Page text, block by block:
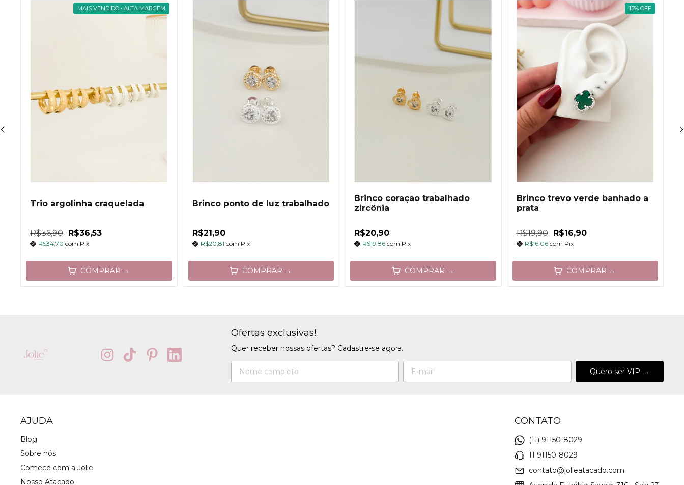
e pretendo fazer reposição em
breve.
MAIS VENDIDO • ALTA MARGEM
Trio argolinha craquelada
R$36,90 R$36,53
R$34,70 com Pix
COMPRAR →
Brinco ponto de luz trabalhado
R$21,90
R$20,81 com Pix
COMPRAR →
Brinco coração trabalhado
zircônia
R$20,90
R$19,86 com Pix
COMPRAR →
15% OFF
Brinco trevo verde banhado a
prata
R$19,90 R$16,90
R$16,06 com Pix
COMPRAR →
Ofertas exclusivas!
Quer receber nossas ofertas? Cadastre-se agora.
AJUDA
Blog
Sobre nós
Comece com a Jolie
Nosso Atacado
CONTATO
(11) 91150-8029
11 91150-8029
contato@jolieatacado.com